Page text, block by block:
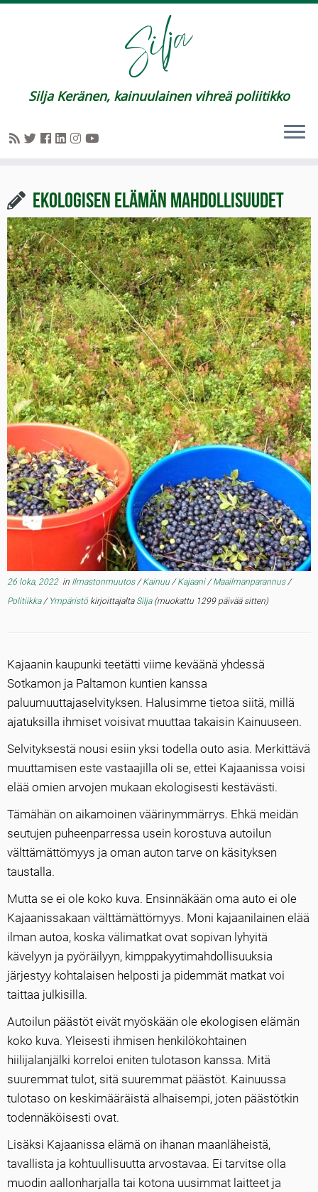
Silja Keränen, kainuulainen vihreä poliitikko
Ekologisen elämän mahdollisuudet
26 loka, 2022in Ilmastonmuutos/Kainuu /Kajaani/Maailmanparannus/
Politiikka/ Ympäristö kirjoittajalta Silja(muokattu 1299 päivää sitten)
Kajaanin kaupunki teetätti viime keväänä yhdessä
Sotkamon ja Paltamon kuntien kanssa
paluumuuttajaselvityksen. Halusimme tietoa siitä, millä
ajatuksilla ihmiset voisivat muuttaa takaisin Kainuuseen.
Selvityksestä nousi esiin yksi todella outo asia. Merkittävä
muuttamisen este vastaajilla oli se, ettei Kajaanissa voisi
elää omien arvojen mukaan ekologisesti kestävästi.
Tämähän on aikamoinen väärinymmärrys. Ehkä meidän
seutujen puheenparressa usein korostuva autoilun
välttämättömyys ja oman auton tarve on käsityksen
taustalla.
Mutta se ei ole koko kuva. Ensinnäkään oma auto ei ole
Kajaanissakaan välttämättömyys. Moni kajaanilainen elää
ilman autoa, koska välimatkat ovat sopivan lyhyitä
kävelyyn ja pyöräilyyn, kimppakyytimahdollisuuksia
järjestyy kohtalaisen helposti ja pidemmät matkat voi
taittaa julkisilla.
Autoilun päästöt eivät myöskään ole ekologisen elämän
koko kuva. Yleisesti ihmisen henkilökohtainen
hiilijalanjälki korreloi eniten tulotason kanssa. Mitä
suuremmat tulot, sitä suuremmat päästöt. Kainuussa
tulotaso on keskimääräistä alhaisempi, joten päästötkin
todennäköisesti ovat.
Lisäksi Kajaanissa elämä on ihanan maanläheistä,
tavallista ja kohtuullisuutta arvostavaa. Ei tarvitse olla
muodin aallonharjalla tai kotona uusimmat laitteet ja